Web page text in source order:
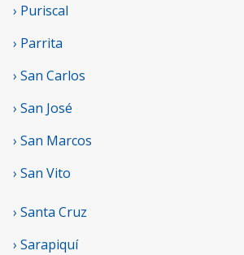
› Puriscal
› Parrita
› San Carlos
› San José
› San Marcos
› San Vito
› Santa Cruz
› Sarapiquí